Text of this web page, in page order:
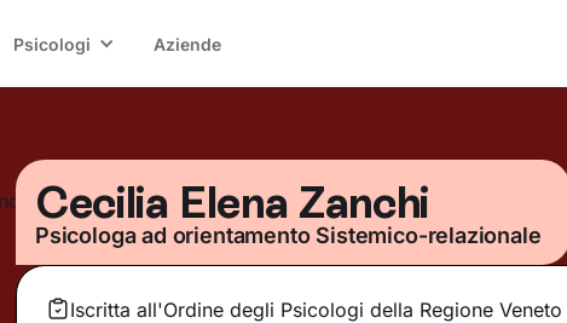
Psicologi Aziende
Cecilia Elena Zanchi
Psicologa ad orientamento Sistemico-relazionale
Iscritta all'Ordine degli Psicologi della Regione Veneto